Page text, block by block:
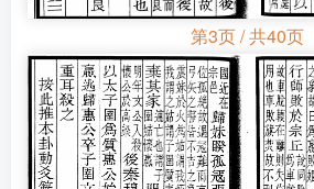
第3页 / 共40页